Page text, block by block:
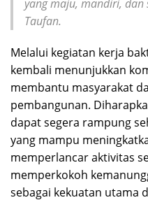
yang maju, mandiri, dan
Taufan.
Melalui kegiatan kerja
kembali menunjukkan
membantu masyarakat
pembangunan.
dapat segera rampung
yang mampu
memperlancar aktivitas
memperkokoh
sebagai kekuatan utama